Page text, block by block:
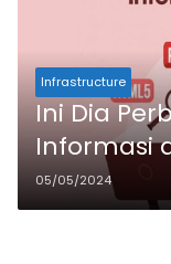
Infrastructure
Ini Dia
Informasi
Definisi,
05/05/2024